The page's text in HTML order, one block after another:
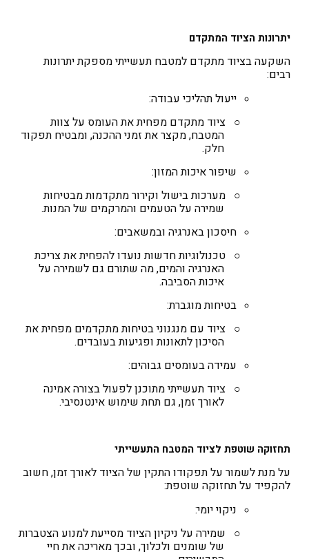
יתרונות הציוד המתקדם
השקעה בציוד מתקדם למטבח תעשייתי מספקת יתרונות
רבים:
ייעול תהליכי עבודה:
○ ציוד מתקדם מפחית את העומס על צוות
המטבח, מקצר את זמני ההכנה, ומבטיח תפקוד
חלק.
שיפור איכות המזון:
○ מערכות בישול וקירור מתקדמות מבטיחות
שמירה על הטעמים והמרקמים של המנות.
חיסכון באנרגיה ובמשאבים:
○ טכנולוגיות חדשות נועדו להפחית את צריכת
האנרגיה והמים, מה שתורם גם לשמירה על
איכות הסביבה.
בטיחות מוגברת:
○ ציוד עם מנגנוני בטיחות מתקדמים מפחית את
הסיכון לתאונות ופגיעות בעובדים.
עמידה בעומסים גבוהים:
○ ציוד תעשייתי מתוכנן לפעול בצורה אמינה
לאורך זמן, גם תחת שימוש אינטנסיבי.
תחזוקה שוטפת לציוד המטבח התעשייתי
על מנת לשמור על תפקודו התקין של הציוד לאורך זמן, חשוב
להקפיד על תחזוקה שוטפת:
ניקוי יומי:
○ שמירה על ניקיון הציוד מסייעת למנוע הצטברות
של שומנים ולכלוך, ובכך מאריכה את חיי